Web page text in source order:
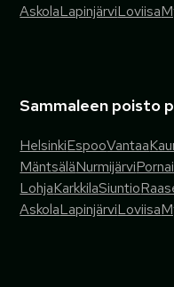
AskolaLapinjärviLoviisa
Sammaleen poisto
HelsinkiEspooVantaa
MäntsäläNurmijärvi
LohjaKarkkilaSiuntio
AskolaLapinjärviLoviisa